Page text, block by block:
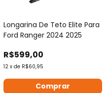
Longarina De Teto Elite Para
Ford Ranger 2024 2025
R$599,00
12 x de R$60,95
Comprar